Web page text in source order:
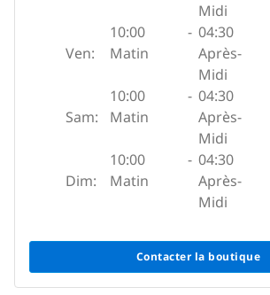
Midi
Ven:
10:00
Matin
- 04:30
Après-
Midi
Sam:
10:00
Matin
- 04:30
Après-
Midi
Dim:
10:00
Matin
- 04:30
Après-
Midi
Contacter la boutique